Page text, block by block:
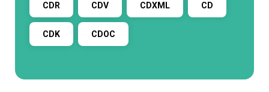
CDR CDV CDXML CD
CDK CDOC